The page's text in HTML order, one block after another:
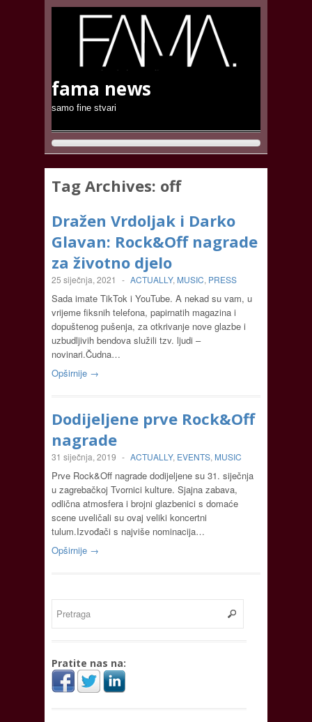
fama news
samo fine stvari
Tag Archives: off
Dražen Vrdoljak i Darko
Glavan: Rock&Off nagrade
za životno djelo
25 siječnja, 2021 - ACTUALLY, MUSIC, PRESS
Sada imate TikTok i YouTube. A nekad su vam, u
vrijeme fiksnih telefona, papirnatih magazina i
dopuštenog pušenja, za otkrivanje nove glazbe i
uzbudljivih bendova služili tzv. ljudi –
novinari.Čudna…
Opširnije →
Dodijeljene prve Rock&Off
nagrade
31 siječnja, 2019 - ACTUALLY, EVENTS, MUSIC
Prve Rock&Off nagrade dodijeljene su 31. siječnja
u zagrebačkoj Tvornici kulture. Sjajna zabava,
odlična atmosfera i brojni glazbenici s domaće
scene uveličali su ovaj veliki koncertni
tulum.Izvođači s najviše nominacija…
Opširnije →
Pratite nas na: